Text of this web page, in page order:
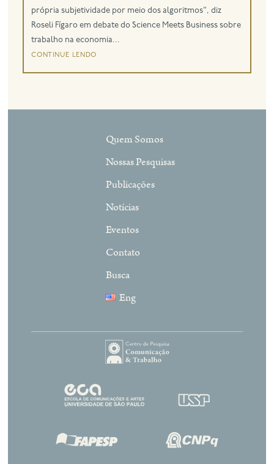
própria subjetividade por meio dos algoritmos", diz
Roseli Fígaro em debate do Science Meets Business sobre
trabalho na economia...
continue lendo
Quem Somos
Nossas Pesquisas
Publicações
Notícias
Eventos
Contato
Busca
Eng